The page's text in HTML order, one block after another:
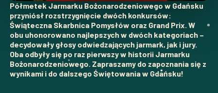
Półmetek Jarmarku Bożonarodzeniowego w Gdańsku
przyniósł rozstrzygnięcie dwóch konkursów:
Świąteczna Skarbnica Pomysłów oraz Grand Prix. W
obu uhonorowano najlepszych w dwóch kategoriach –
decydowały głosy odwiedzających jarmark, jak i jury.
Oba odbyły się po raz pierwszy w historii Jarmarku
Bożonarodzeniowego. Zapraszamy do zapoznania się z
wynikami i do dalszego Świętowania w Gdańsku!